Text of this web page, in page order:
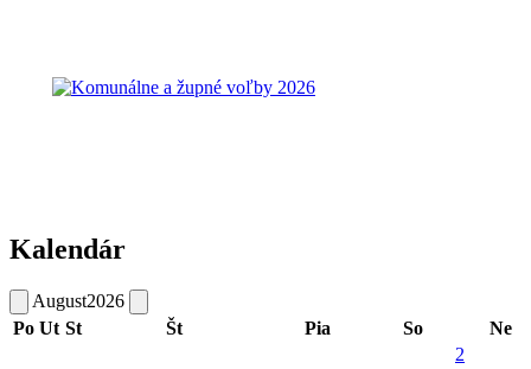
Kalendár
August2026
Po Ut St Št Pia So
Ne
2